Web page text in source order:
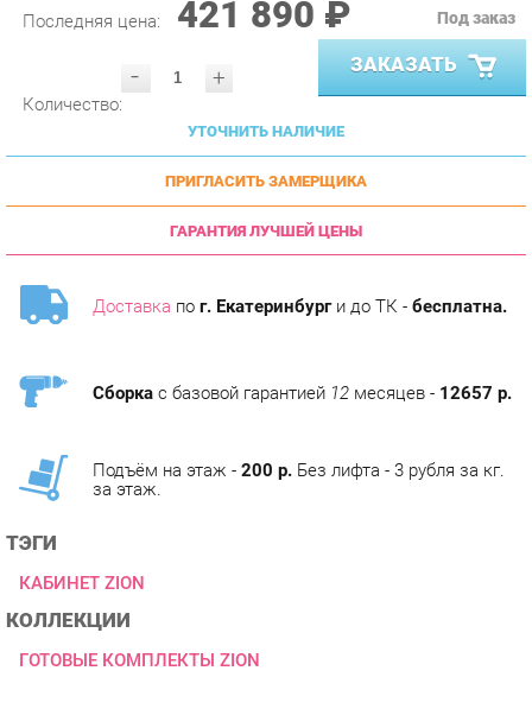
- ЗАКАЗАТЬ
УТОЧНИТЬ НАЛИЧИЕ
ПРИГЛАСИТЬ ЗАМЕРЩИКА
ГАРАНТИЯ ЛУЧШЕЙ ЦЕНЫ
Доставкапог. Екатеринбурги до ТК -бесплатна.
ТЭГИ
ОПИСАНИЕ